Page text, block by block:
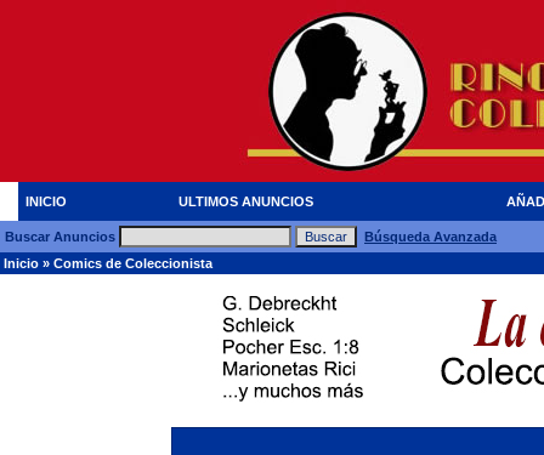
INICIO ULTIMOS ANUNCIOS
Buscar Anuncios
Búsqueda Avanzada
Inicio » Comics de Coleccionista